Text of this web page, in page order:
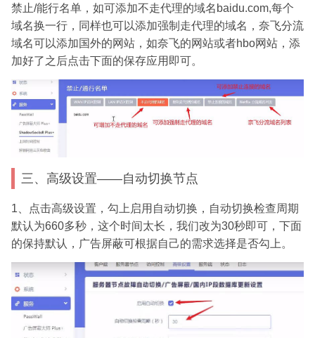
禁止/能行名单，如可添加不走代理的域名baidu.com,每个
域名换一行，同样也可以添加强制走代理的域名，奈飞分流
域名可以添加国外的网站，如奈飞的网站或者hbo网站，添
加好了之后点击下面的保存应用即可。
三、高级设置——自动切换节点
1、点击高级设置，勾上启用自动切换，自动切换检查周期
默认为660多秒，这个时间太长，我们改为30秒即可，下面
的保持默认，广告屏蔽可根据自己的需求选择是否勾上。